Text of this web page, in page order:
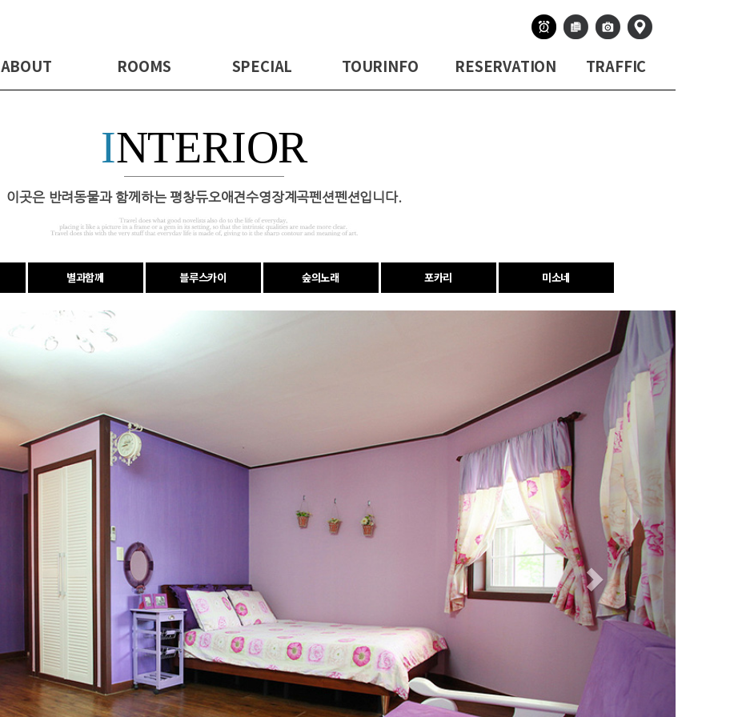
ABOUT ROOMS SPECIAL TOURINFO RESERVATION TRAFFIC
INTERIOR
이곳은 반려동물과 함께하는 평창듀오애견수영장계곡펜션펜션입니다.
별과함께 블루스카이 숲의노래 포카리 미소네